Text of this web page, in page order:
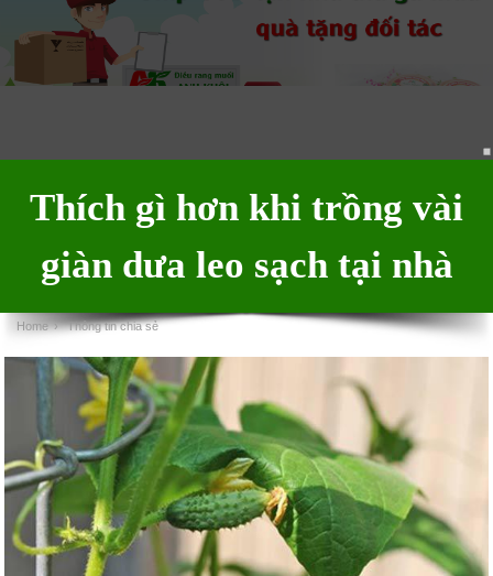
Thích gì hơn khi trồng vài
giàn dưa leo sạch tại nhà
Home › Thông tin chia sẻ